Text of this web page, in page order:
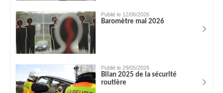
Publié le 12/06/2026
Baromètre mai 2026
Publié le 29/05/2026
Bilan 2025 de la sécurité
routière